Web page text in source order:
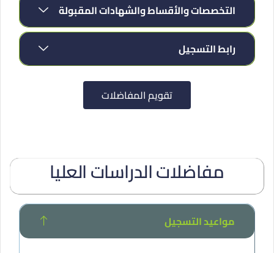
التخصصات والأقساط والشهادات المقبولة
رابط التسجيل
تقويم المفاضلات
مفاضلات الدراسات العليا
مواعيد التسجيل